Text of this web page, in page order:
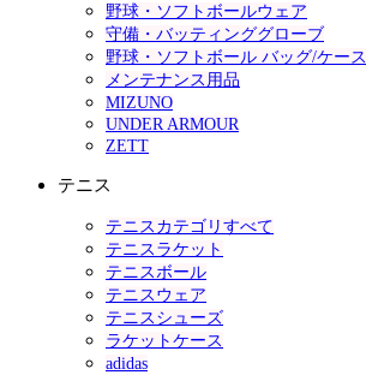
野球・ソフトボールウェア
守備・バッティンググローブ
野球・ソフトボール バッグ/ケース
メンテナンス用品
MIZUNO
UNDER ARMOUR
ZETT
テニス
テニスカテゴリすべて
テニスラケット
テニスボール
テニスウェア
テニスシューズ
ラケットケース
adidas